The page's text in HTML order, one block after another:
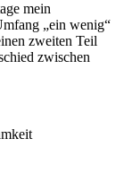
mein
„ein wenig“
zweiten Teil
zwischen